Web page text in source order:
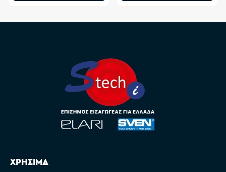
ΧΡΗΣΙΜΑ